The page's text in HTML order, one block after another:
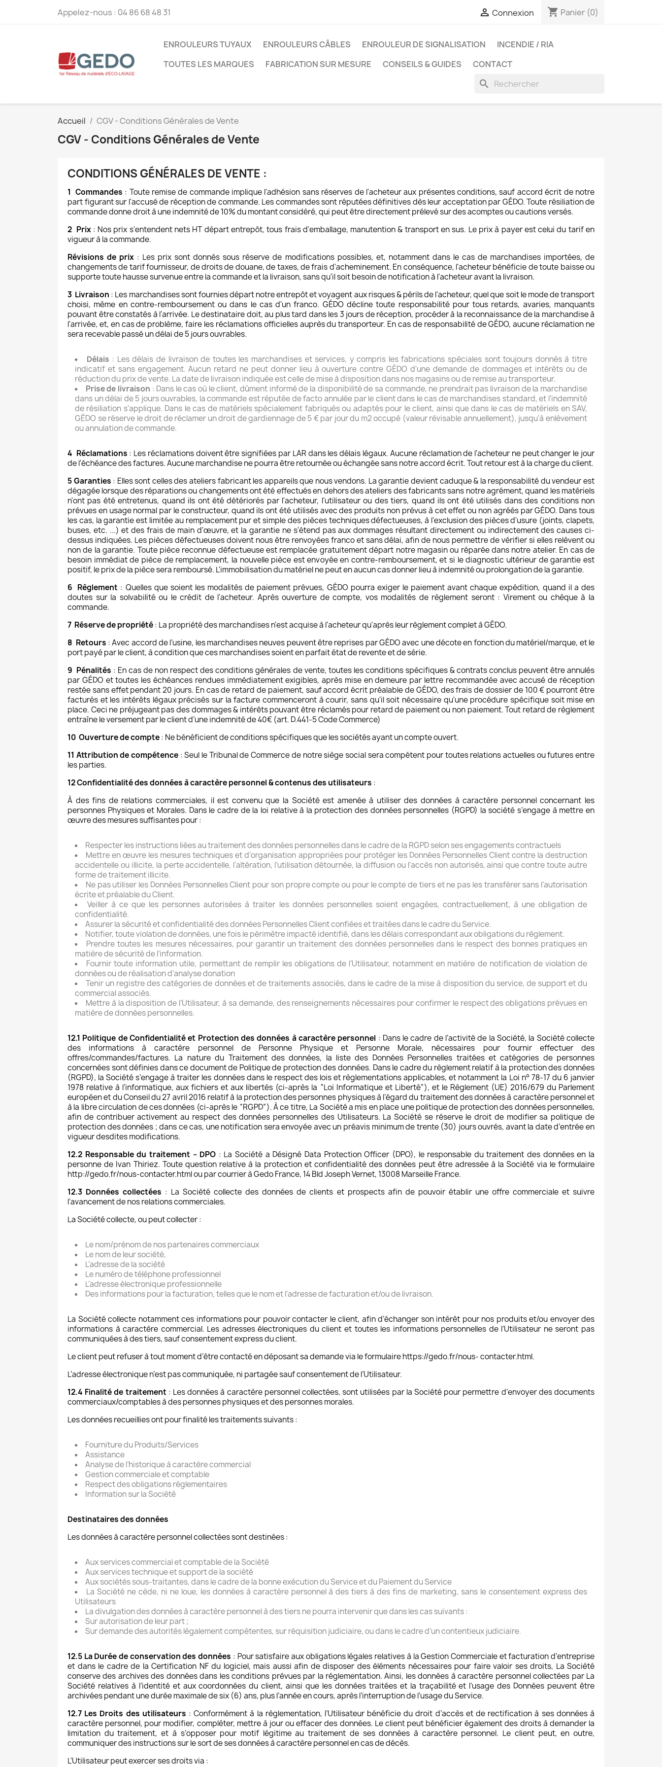
Appelez-nous : 04 86 68 48 31  Connexion shopping_cart Panier (0)
ENROULEURS TUYAUX ENROULEURS CÂBLES ENROULEUR DE SIGNALISATION
INCENDIE / RIA
TOUTES LES MARQUES
FABRICATION SUR MESURE CONSEILS & GUIDES CONTACT
search
Accueil CGV - Conditions Générales de Vente
CGV - Conditions Générales de Vente
CONDITIONS GÉNÉRALES DE VENTE :
1 Commandes : Toute remise de commande implique l'adhésion sans réserves de l'acheteur aux présentes conditions, sauf accord écrit de notre
part figurant sur l'accusé de réception de commande. Les commandes sont réputées définitives dès leur acceptation par GÉDO. Toute résiliation de
commande donne droit à une indemnité de 10% du montant considéré, qui peut être directement prélevé sur des acomptes ou cautions versés.
2 Prix: Nos prix s'entendent nets HT départ entrepôt, tous frais d'emballage, manutention & transport en sus. Le prix à payer est celui du tarif en
vigueur à la commande.
Révisions de prix : Les prix sont donnés sous réserve de modifications possibles, et, notamment dans le cas de marchandises importées, de
changements de tarif fournisseur, de droits de douane, de taxes, de frais d'acheminement. En conséquence, l'acheteur bénéficie de toute baisse ou
supporte toute hausse survenue entre la commande et la livraison, sans qu'il soit besoin de notification à l'acheteur avant la livraison.
3 Livraison : Les marchandises sont fournies départ notre entrepôt et voyagent aux risques & périls de l'acheteur, quel que soit le mode de transport
choisi, même en contre-remboursement ou dans le cas d'un franco. GÉDO décline toute responsabilité pour tous retards, avaries, manquants
pouvant être constatés à l'arrivée. Le destinataire doit, au plus tard dans les 3 jours de réception, procéder à la reconnaissance de la marchandise à
l'arrivée, et, en cas de problème, faire les réclamations officielles auprès du transporteur. En cas de responsabilité de GÉDO, aucune réclamation ne
sera recevable passé un délai de 5 jours ouvrables.
Délais : Les délais de livraison de toutes les marchandises et services, y compris les fabrications spéciales sont toujours donnés à titre
indicatif et sans engagement. Aucun retard ne peut donner lieu à ouverture contre GÉDO d'une demande de dommages et intérêts ou de
réduction du prix de vente. La date de livraison indiquée est celle de mise à disposition dans nos magasins ou de remise au transporteur.
Prise de livraison : Dans le cas où le client, dûment informé de la disponibilité de sa commande, ne prendrait pas livraison de la marchandise
dans un délai de 5 jours ouvrables, la commande est réputée de facto annulée par le client dans le cas de marchandises standard, et l'indemnité
de résiliation s'applique. Dans le cas de matériels spécialement fabriqués ou adaptés pour le client, ainsi que dans le cas de matériels en SAV,
GÉDO se réserve le droit de réclamer un droit de gardiennage de 5 € par jour du m2 occupé (valeur révisable annuellement), jusqu'à enlèvement
ou annulation de commande.
4 Réclamations : Les réclamations doivent être signifiées par LAR dans les délais légaux. Aucune réclamation de l'acheteur ne peut changer le jour
de l'échéance des factures. Aucune marchandise ne pourra être retournée ou échangée sans notre accord écrit. Tout retour est à la charge du client.
5 Garanties : Elles sont celles des ateliers fabricant les appareils que nous vendons. La garantie devient caduque & la responsabilité du vendeur est
dégagée lorsque des réparations ou changements ont été effectués en dehors des ateliers des fabricants sans notre agrément, quand les matériels
n'ont pas été entretenus, quand ils ont été détériorés par l'acheteur, l'utilisateur ou des tiers, quand ils ont été utilisés dans des conditions non
prévues en usage normal par le constructeur, quand ils ont été utilisés avec des produits non prévus à cet effet ou non agréés par GÉDO. Dans tous
les cas, la garantie est limitée au remplacement pur et simple des pièces techniques défectueuses, à l'exclusion des pièces d'usure (joints, clapets,
buses, etc. ...) et des frais de main d'œuvre, et la garantie ne s'étend pas aux dommages résultant directement ou indirectement des causes ci-
dessus indiquées. Les pièces défectueuses doivent nous être renvoyées franco et sans délai, afin de nous permettre de vérifier si elles relèvent ou
non de la garantie. Toute pièce reconnue défectueuse est remplacée gratuitement départ notre magasin ou réparée dans notre atelier. En cas de
besoin immédiat de pièce de remplacement, la nouvelle pièce est envoyée en contre-remboursement, et si le diagnostic ultérieur de garantie est
positif, le prix de la pièce sera remboursé. L'immobilisation du matériel ne peut en aucun cas donner lieu à indemnité ou prolongation de la garantie.
6 Règlement : Quelles que soient les modalités de paiement prévues, GÉDO pourra exiger le paiement avant chaque expédition, quand il a des
doutes sur la solvabilité ou le crédit de l'acheteur. Après ouverture de compte, vos modalités de règlement seront : Virement ou chèque à la
commande.
7 Réserve de propriété: La propriété des marchandises n'est acquise à l'acheteur qu'après leur règlement complet à GÉDO.
8 Retours : Avec accord de l’usine, les marchandises neuves peuvent être reprises par GÉDO avec une décote en fonction du matériel/marque, et le
port payé par le client, à condition que ces marchandises soient en parfait état de revente et de série.
9 Pénalités : En cas de non respect des conditions générales de vente, toutes les conditions spécifiques & contrats conclus peuvent être annulés
par GÉDO et toutes les échéances rendues immédiatement exigibles, après mise en demeure par lettre recommandée avec accusé de réception
restée sans effet pendant 20 jours. En cas de retard de paiement, sauf accord écrit préalable de GÉDO, des frais de dossier de 100 € pourront être
facturés et les intérêts légaux précisés sur la facture commenceront à courir, sans qu'il soit nécessaire qu'une procédure spécifique soit mise en
place. Ceci ne préjugeant pas des dommages & intérêts pouvant être réclamés pour retard de paiement ou non paiement. Tout retard de règlement
entraîne le versement par le client d’une indemnité de 40€ (art. D.441-5 Code Commerce)
10 Ouverture de compte: Ne bénéficient de conditions spécifiques que les sociétés ayant un compte ouvert.
11 Attribution de compétence : Seul le Tribunal de Commerce de notre siège social sera compétent pour toutes relations actuelles ou futures entre
les parties.
12 Confidentialité des données à caractère personnel & contenus des utilisateurs :
À des fins de relations commerciales, il est convenu que la Société est amenée à utiliser des données à caractère personnel concernant les
personnes Physiques et Morales. Dans le cadre de la loi relative à la protection des données personnelles (RGPD) la société s’engage à mettre en
œuvre des mesures suffisantes pour :
Respecter les instructions liées au traitement des données personnelles dans le cadre de la RGPD selon ses engagements contractuels
Mettre en œuvre les mesures techniques et d’organisation appropriées pour protéger les Données Personnelles Client contre la destruction
accidentelle ou illicite, la perte accidentelle, l'altération, l’utilisation détournée, la diffusion ou l'accès non autorisés, ainsi que contre toute autre
forme de traitement illicite.
Ne pas utiliser les Données Personnelles Client pour son propre compte ou pour le compte de tiers et ne pas les transférer sans l’autorisation
écrite et préalable du Client.
Veiller à ce que les personnes autorisées à traiter les données personnelles soient engagées, contractuellement, à une obligation de
confidentialité.
Assurer la sécurité et confidentialité des données Personnelles Client confiées et traitées dans le cadre du Service.
Notifier, toute violation de données, une fois le périmètre impacté identifié, dans les délais correspondant aux obligations du règlement.
Prendre toutes les mesures nécessaires, pour garantir un traitement des données personnelles dans le respect des bonnes pratiques en
matière de sécurité de l’information.
Fournir toute information utile, permettant de remplir les obligations de l’Utilisateur, notamment en matière de notification de violation de
données ou de réalisation d’analyse donation
Tenir un registre des catégories de données et de traitements associés, dans le cadre de la mise à disposition du service, de support et du
commercial associés.
Mettre à la disposition de l’Utilisateur, à sa demande, des renseignements nécessaires pour confirmer le respect des obligations prévues en
matière de données personnelles.
12.1 Politique de Confidentialité et Protection des données à caractère personnel : Dans le cadre de l’activité de la Société, la Société collecte
des informations à caractère personnel de Personne Physique et Personne Morale, nécessaires pour fournir effectuer des
offres/commandes/factures. La nature du Traitement des données, la liste des Données Personnelles traitées et catégories de personnes
concernées sont définies dans ce document de Politique de protection des données. Dans le cadre du règlement relatif à la protection des données
(RGPD), la Société s’engage à traiter les données dans le respect des lois et règlementations applicables, et notamment la Loi n° 78-17 du 6 janvier
1978 relative à l’informatique, aux fichiers et aux libertés (ci-après la “Loi Informatique et Liberté”), et le Règlement (UE) 2016/679 du Parlement
européen et du Conseil du 27 avril 2016 relatif à la protection des personnes physiques à l’égard du traitement des données à caractère personnel et
à la libre circulation de ces données (ci-après le “RGPD”). À ce titre, La Société a mis en place une politique de protection des données personnelles,
afin de contribuer activement au respect des données personnelles des Utilisateurs. La Société se réserve le droit de modifier sa politique de
protection des données ; dans ce cas, une notification sera envoyée avec un préavis minimum de trente (30) jours ouvrés, avant la date d’entrée en
vigueur desdites modifications.
12.2 Responsable du traitement – DPO : La Société a Désigné Data Protection Officer (DPO), le responsable du traitement des données en la
personne de Ivan Thiriez. Toute question relative à la protection et confidentialité des données peut être adressée à la Société via le formulaire
http://gedo.fr/nous-contacter.html ou par courrier à Gedo France, 14 Bld Joseph Vernet, 13008 Marseille France.
12.3 Données collectées : La Société collecte des données de clients et prospects afin de pouvoir établir une offre commerciale et suivre
l’avancement de nos relations commerciales.
La Société collecte, ou peut collecter :
Le nom/prénom de nos partenaires commerciaux
Le nom de leur société,
L’adresse de la société
Le numéro de téléphone professionnel
L’adresse électronique professionnelle
Des informations pour la facturation, telles que le nom et l’adresse de facturation et/ou de livraison.
La Société collecte notamment ces informations pour pouvoir contacter le client, afin d’échanger son intérêt pour nos produits et/ou envoyer des
informations à caractère commercial. Les adresses électroniques du client et toutes les informations personnelles de l’Utilisateur ne seront pas
communiquées à des tiers, sauf consentement express du client.
Le client peut refuser à tout moment d’être contacté en déposant sa demande via le formulaire https://gedo.fr/nous- contacter.html.
L’adresse électronique n’est pas communiquée, ni partagée sauf consentement de l’Utilisateur.
12.4 Finalité de traitement : Les données à caractère personnel collectées, sont utilisées par la Société pour permettre d’envoyer des documents
commerciaux/comptables à des personnes physiques et des personnes morales.
Les données recueillies ont pour finalité les traitements suivants :
Fourniture du Produits/Services
Assistance
Analyse de l’historique à caractère commercial
Gestion commerciale et comptable
Respect des obligations réglementaires
Information sur la Société
Destinataires des données
Les données à caractère personnel collectées sont destinées :
Aux services commercial et comptable de la Société
Aux services technique et support de la société
Aux sociétés sous-traitantes, dans le cadre de la bonne exécution du Service et du Paiement du Service
La Société ne cède, ni ne loue, les données à caractère personnel à des tiers à des fins de marketing, sans le consentement express des
Utilisateurs
La divulgation des données à caractère personnel à des tiers ne pourra intervenir que dans les cas suivants :
Sur autorisation de leur part ;
Sur demande des autorités légalement compétentes, sur réquisition judiciaire, ou dans le cadre d’un contentieux judiciaire.
12.5 La Durée de conservation des données : Pour satisfaire aux obligations légales relatives à la Gestion Commerciale et facturation d’entreprise
et dans le cadre de la Certification NF du logiciel, mais aussi afin de disposer des éléments nécessaires pour faire valoir ses droits, La Société
conserve des archives des données dans les conditions prévues par la réglementation. Ainsi, les données à caractère personnel collectées par La
Société relatives à l’identité et aux coordonnées du client, ainsi que les données traitées et la traçabilité et l’usage des Données peuvent être
archivées pendant une durée maximale de six (6) ans, plus l’année en cours, après l’interruption de l’usage du Service.
12.7 Les Droits des utilisateurs : Conformément à la règlementation, l’Utilisateur bénéficie du droit d’accès et de rectification à ses données à
caractère personnel, pour modifier, compléter, mettre à jour ou effacer des données. Le client peut bénéficier également des droits à demander la
limitation du traitement, et à s’opposer pour motif légitime au traitement de ses données à caractère personnel. Le client peut, en outre,
communiquer des instructions sur le sort de ses données à caractère personnel en cas de décès.
L’Utilisateur peut exercer ses droits via :